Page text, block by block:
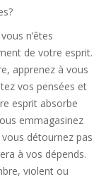
n’êtes
de votre esprit.
apprenez à vous
vos pensées et
esprit absorbe
emmagasinez
détournez pas
à vos dépends.
violent ou